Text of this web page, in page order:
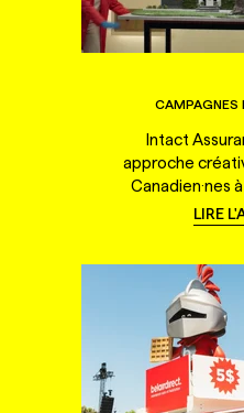
CAMPAGNES
Intact
approche
Canadien·nes
LIRE